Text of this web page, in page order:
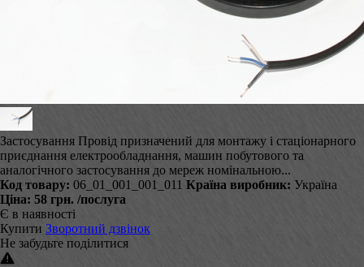
Застосування Провід призначений для монтажу і стаціонарного
приєднання електрообладнання, машин побутового та
аналогічного застосування до мереж номінальною...
Код товару: 06_01_001_001_011 Країна виробник: Україна
Ціна: 58 грн. /послуга
Є в наявності
Купити Зворотний дзвінок
Не забудьте поділитися